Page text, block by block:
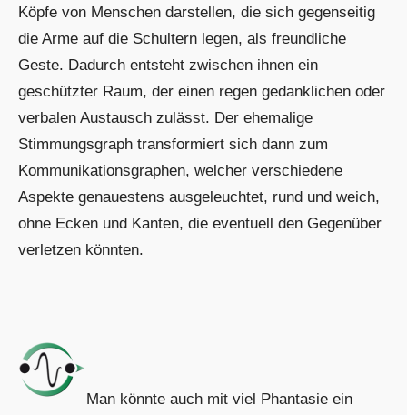
Köpfe von Menschen darstellen, die sich gegenseitig
die Arme auf die Schultern legen, als freundliche
Geste. Dadurch entsteht zwischen ihnen ein
geschützter Raum, der einen regen gedanklichen oder
verbalen Austausch zulässt. Der ehemalige
Stimmungsgraph transformiert sich dann zum
Kommunikationsgraphen, welcher verschiedene
Aspekte genauestens ausgeleuchtet, rund und weich,
ohne Ecken und Kanten, die eventuell den Gegenüber
verletzen könnten.
Man könnte auch mit viel Phantasie ein